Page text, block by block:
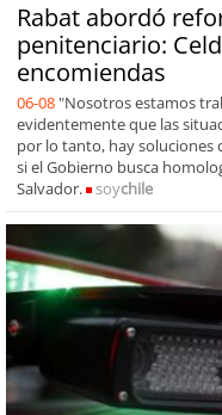
Rabat abordó
penitenciario:
encomiendas
06-08 "Nosotros estamos
evidentemente que las
por lo tanto, hay soluciones
si el Gobierno busca
Salvador.
soychile